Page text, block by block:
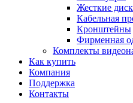
Жесткие
Кабельная
Кронштейны
Фирменная
Комплекты
Как купить
Компания
Поддержка
Контакты